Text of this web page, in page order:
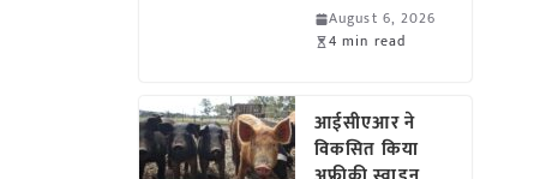
August 6, 2026
4 min read
आईसीएआर ने
विकसित किया